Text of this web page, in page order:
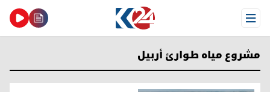
Open Menu
مشروع مياه طوارئ أربيل